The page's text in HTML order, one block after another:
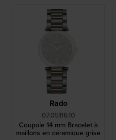
Rado
07.05116.10
Coupole 14 mm Bracelet à
maillons en céramique grise